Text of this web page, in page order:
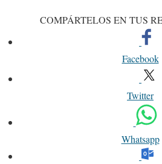
COMPÁRTELOS EN TUS
Facebook
Twitter
Whatsapp